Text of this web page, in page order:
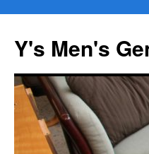
Y's Men's